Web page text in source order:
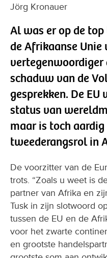
Jörg Kronauer
Al was er op de top
de Afrikaanse Unie
vertegenwoordiger
schaduw van de
gesprekken. De EU
status van
maar is toch
tweederangsrol in
De voorzitter van de
trots. “Zoals u weet is
partner van Afrika en
Tusk in zijn slotwoord
tussen de EU en de
voor het zwarte
en grootste